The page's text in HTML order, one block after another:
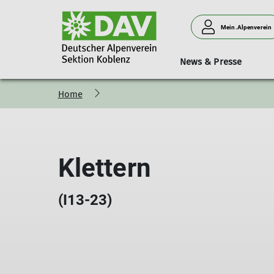
Mein.Alpenverein
News & Presse
Neues aus der Sektion
Geschäftsstelle Personen
Vorträge Kurse & Touren
Bergsteigen Donnerstagssport Familien
Hütten Verleih
Home
Klettern
(I13-23)